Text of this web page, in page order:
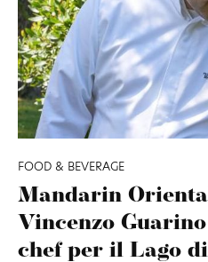
FOOD & BEVERAGE
Mandarin
Vincenzo
chef per il Lago